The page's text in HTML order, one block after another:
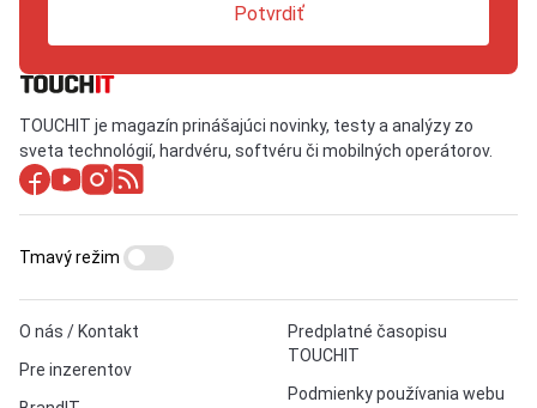
Potvrdiť
TOUCHIT je magazín prinášajúci novinky, testy a analýzy zo
sveta technológií, hardvéru, softvéru či mobilných operátorov.
O nás / Kontakt
Pre inzerentov
Predplatné časopisu
TOUCHIT
Podmienky používania webu
Tmavý režim